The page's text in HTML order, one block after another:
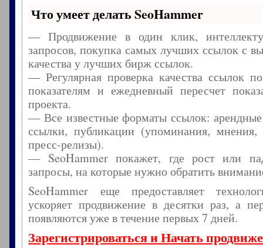
Что умеет делать SeoHammer
— Продвижение в один клик,
запросов, покупка самых лучших ссылок с
качества у лучших бирж ссылок.
— Регулярная проверка качества ссылок
показателям и ежедневный пересчет
проекта.
— Все известные форматы ссылок:
ссылки, публикации (упоминания, мнения,
пресс-релизы).
— SeoHammer покажет, где рост или
запросы, на которые нужно обратить
SeoHammer еще предоставляет
ускоряет продвижение в десятки раз, а
появляются уже в течение первых 7 дней.
Зарегистрироваться и Начать